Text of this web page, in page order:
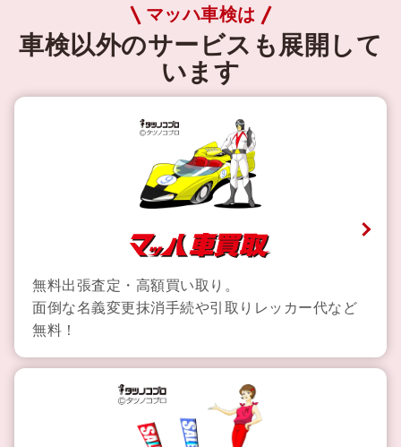
マッハ車検は
車検以外のサービスも展開して
います
無料出張査定・高額買い取り。
面倒な名義変更抹消手続や引取りレッカー代など
無料！